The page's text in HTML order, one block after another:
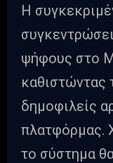
Η
ψήφους στο
καθιστώντας
δημοφιλείς
πλατφόρμας.
το σύστημα